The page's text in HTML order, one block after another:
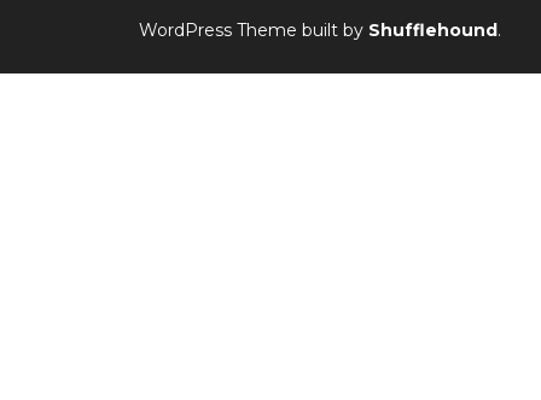
WordPress Theme built by Shufflehound.